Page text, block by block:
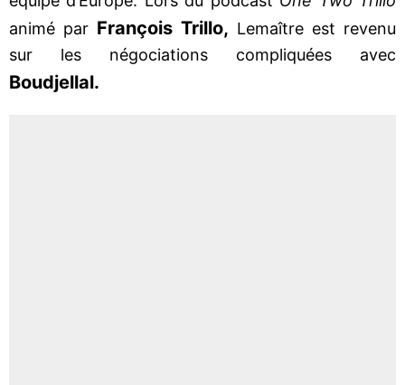
animé par François Trillo, Lemaître est revenu
sur les négociations compliquées avec
Boudjellal.